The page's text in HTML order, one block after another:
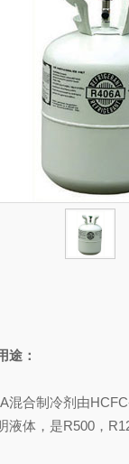
途：
混合制冷剂由
液体，是R500，